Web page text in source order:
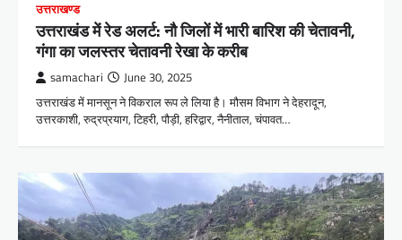
उत्तराखण्ड
उत्तराखंड में रेड अलर्ट: नौ जिलों में भारी बारिश की चेतावनी,
गंगा का जलस्तर चेतावनी रेखा के करीब
samachari June 30, 2025
उत्तराखंड में मानसून ने विकराल रूप ले लिया है। मौसम विभाग ने देहरादून,
उत्तरकाशी, रुद्रप्रयाग, टिहरी, पौड़ी, हरिद्वार, नैनीताल, चंपावत…